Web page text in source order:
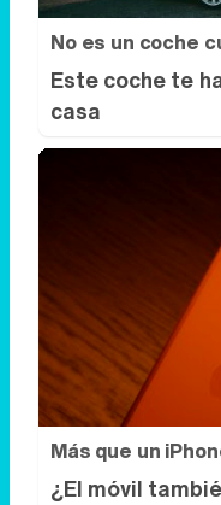
No es un coche
Este coche te
casa
Más que un
¿El móvil